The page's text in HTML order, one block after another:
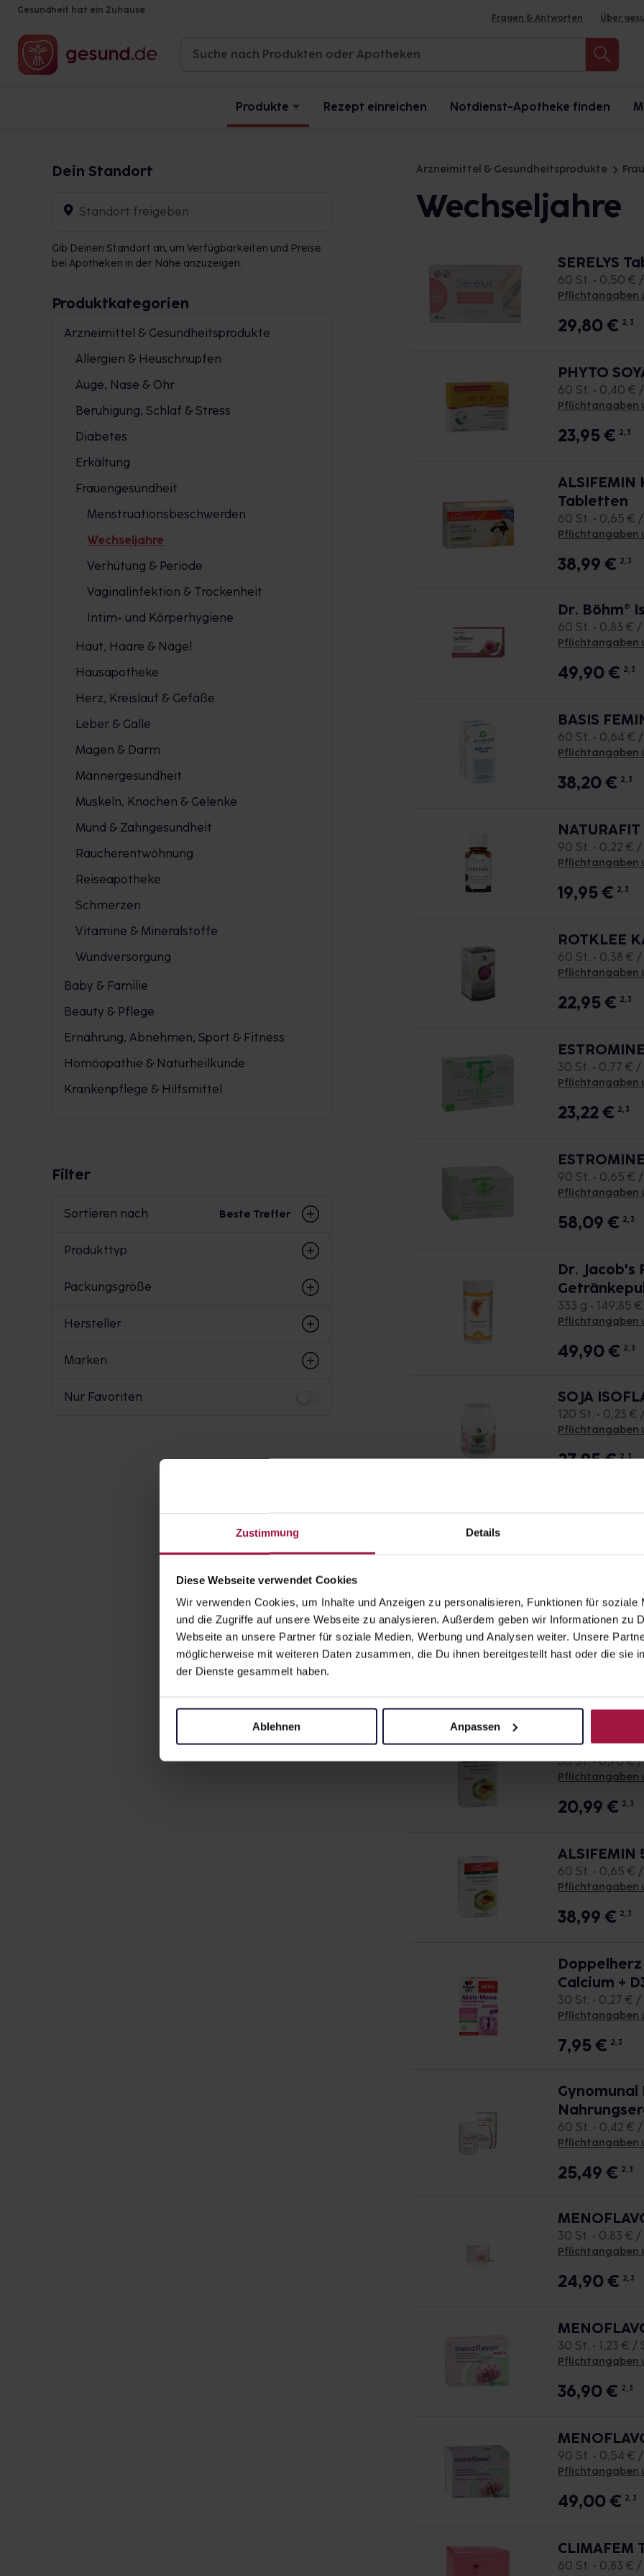
Zustimmung Details
Diese Webseite verwendet Cookies
Wir verwenden Cookies, um Inhalte und Anzeigen zu personalisieren, Funktionen für soziale
und die Zugriffe auf unsere Webseite zu analysieren. Außerdem geben wir Informationen zu
Webseite an unsere Partner für soziale Medien, Werbung und Analysen weiter. Unsere
möglicherweise mit weiteren Daten zusammen, die Du ihnen bereitgestellt hast oder die sie
der Dienste gesammelt haben.
Ablehnen Anpassen
Gesundheit hat ein Zuhause
Fragen & Antworten Über
Produkte Rezept einreichen Notdienst-Apotheke finden
Dein Standort
Standort freigeben
Gib Deinen Standort an, um Verfügbarkeiten und Preise
bei Apotheken in der Nähe anzuzeigen.
Produktkategorien
Arzneimittel & Gesundheitsprodukte
Allergien & Heuschnupfen
Auge, Nase & Ohr
Beruhigung, Schlaf & Stress
Diabetes
Erkältung
Frauengesundheit
Menstruationsbeschwerden
Wechseljahre
Verhütung & Periode
Vaginalinfektion & Trockenheit
Intim- und Körperhygiene
Haut, Haare & Nägel
Hausapotheke
Herz, Kreislauf & Gefäße
Leber & Galle
Magen & Darm
Männergesundheit
Muskeln, Knochen & Gelenke
Mund & Zahngesundheit
Raucherentwöhnung
Reiseapotheke
Schmerzen
Vitamine & Mineralstoffe
Wundversorgung
Baby & Familie
Beauty & Pflege
Ernährung, Abnehmen, Sport & Fitness
Homöopathie & Naturheilkunde
Krankenpflege & Hilfsmittel
Filter
Sortieren nach Beste Treffer
Produkttyp
Packungsgröße
Hersteller
Marken
Nur Favoriten
Arzneimittel & Gesundheitsprodukte
Wechseljahre
SERELYS
60 St. • 0,50 €
Pflichtangaben
29,80€ 2, 3
PHYTO
60 St. • 0,40 €
Pflichtangaben
23,95€ 2, 3
ALSIFEMIN
Tabletten
60 St. • 0,65 €
Pflichtangaben
38,99€ 2, 3
Dr. Böhm®
60 St. • 0,83 € /
Pflichtangaben
49,90€ 2, 3
BASIS
60 St. • 0,64 €
Pflichtangaben
38,20€ 2, 3
90 St. • 0,22 € /
Pflichtangaben
19,95€ 2, 3
ROTKLEE
60 St. • 0,38 € /
Pflichtangaben
22,95€ 2, 3
30 St. • 0,77 € /
Pflichtangaben
23,22€ 2, 3
90 St. • 0,65 €
Pflichtangaben
58,09€ 2, 3
Dr. Jacob's
333 g • 149,85
Pflichtangaben
49,90€ 2, 3
SOJA
120 St. • 0,23 €
Pflichtangaben
27,95€ 2, 3
SOJA
Pflichtangaben
ALSIFEMIN
Tabletten
30 St. • 0,70 € /
ALSIFEMIN
30 St. • 0,70 €
Pflichtangaben
20,99€ 2, 3
ALSIFEMIN
60 St. • 0,65 €
Pflichtangaben
38,99€ 2, 3
Calcium +
30 St. • 0,27 € /
Pflichtangaben
7,95€ 2, 3
Gynomunal
60 St. • 0,42 € /
Pflichtangaben
25,49€ 2, 3
30 St. • 0,83 € /
Pflichtangaben
24,90€ 2, 3
30 St. • 1,23 € /
Pflichtangaben
36,90€ 2, 3
90 St. • 0,54 €
Pflichtangaben
49,00€ 2, 3
CLIMAFEM
60 St. • 0,83 € /